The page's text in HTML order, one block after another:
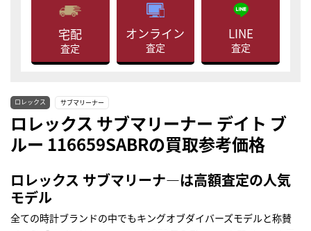
宅配
査定
オンライン
査定
LINE
査定
ロレックス サブマリーナー
ロレックス サブマリーナー デイト ブ
ルー 116659SABRの買取参考価格
ロレックス サブマリーナ―は高額査定の人気
モデル
全ての時計ブランドの中でもキングオブダイバーズモデルと称賛